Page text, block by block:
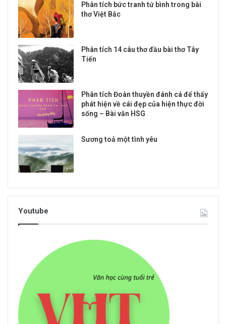
Phân tích bức tranh tứ bình trong bài
thơ Việt Bắc
Phân tích 14 câu thơ đầu bài thơ Tây
Tiến
Phân tích Đoàn thuyền đánh cá để thấy
phát hiện về cái đẹp của hiện thực đời
sống – Bài văn HSG
Sương toả một tình yêu
Youtube